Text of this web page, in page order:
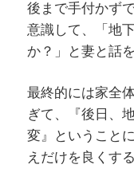
後まで手付かず
意識して、「地
か？」と妻と話
最終的には家全
ぎて、『後日、
変』ということ
えだけを良くす